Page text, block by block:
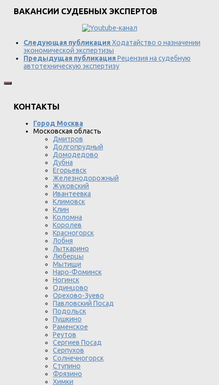
ВАКАНСИИ СУДЕБНЫХ ЭКСПЕРТОВ
Следующая публикация Ходатайство о назначении
экономической экспертизы
Предыдущая публикация Рецензия на судебную
автотехническую экспертизу
КОНТАКТЫ
Город Москва
Московская область
Дмитров
Долгопрудный
Домодедово
Дубна
Егорьевск
Железнодорожный
Жуковский
Ивантеевка
Климовск
Клин
Коломна
Королев
Красногорск
Лобня
Лыткарино
Люберцы
Мытищи
Наро-Фоминск
Ногинск
Одинцово
Орехово-Зуево
Павловский Посад
Подольск
Пушкино
Раменское
Реутов
Сергиев Посад
Серпухов
Солнечногорск
Ступино
Фрязино
Химки